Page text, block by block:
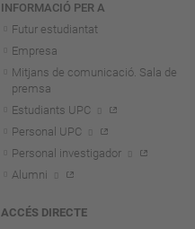
INFORMACIÓ PER A
Futur estudiantat
Empresa
Mitjans de comunicació. Sala de
premsa
Estudiants UPC
Personal UPC
Personal investigador
Alumni
ACCÉS DIRECTE